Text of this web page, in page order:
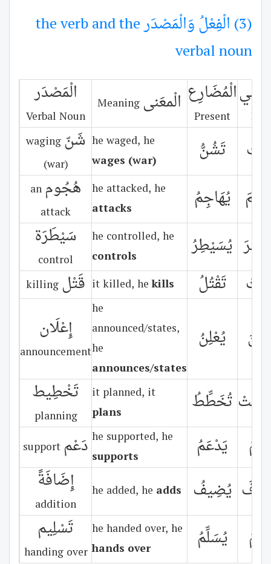
(3) الْفِعْلُ وَالْمَصْدَر the verb and the
verbal noun
Past
الْمُضَارِع
Present
الْمعَنى الْمَصْدَر
Verbal Noun
تَشُنُّ
he waged, he
wages (war)
شَنّ waging
(war)
يُهَاجِمُ
he attacked, he
attacks
هُجُوم an
attack
يُسَيْطِرُ
he controlled, he
controls
سَيْطَرَة
control
تَقْتُلُ it killed, hekills قَتْل
يُعْلِنُ
he
announced/states,
he
announces/states
إِعْلَان
announcement
تُخَطِّطُ
it planned, it
plans
تَخْطِيط
planning
يَدْعَمُ
he supported, he
supports دَعْم
يُضِيفُ he added, he adds إِضَافَةً
addition
يُسَلِّمُ
he handed over, he
hands over
تَسْلِيم
handing over